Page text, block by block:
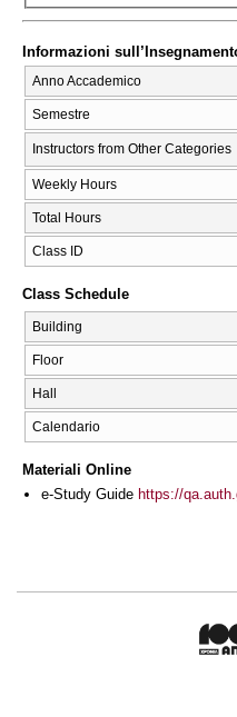
Informazioni
Anno Accademico
Semestre
Instructors from Other Categories
Weekly Hours
Total Hours
Class ID
Class Schedule
Building
Floor
Hall
Calendario
Materiali Online
e-Study Guide https://